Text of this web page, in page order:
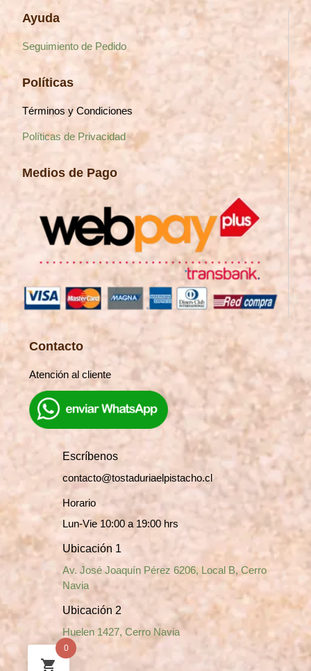
Ayuda
Seguimiento de Pedido
Políticas
Términos y Condiciones
Políticas de Privacidad
Medios de Pago
Contacto
Atención al cliente
Escríbenos
contacto@tostaduriaelpistacho.cl
Horario
Lun-Vie 10:00 a 19:00 hrs
Ubicación 1
Av. José Joaquín Pérez 6206, Local B, Cerro
Navia
Ubicación 2
Huelen 1427, Cerro Navia
0